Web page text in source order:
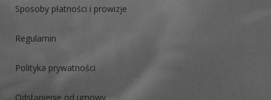
Sposoby płatności i prowizje
Regulamin
Polityka prywatności
Odstąpienie od umowy